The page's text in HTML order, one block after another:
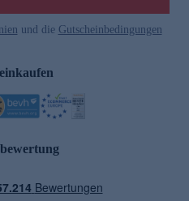
und die Gutscheinbedingungen